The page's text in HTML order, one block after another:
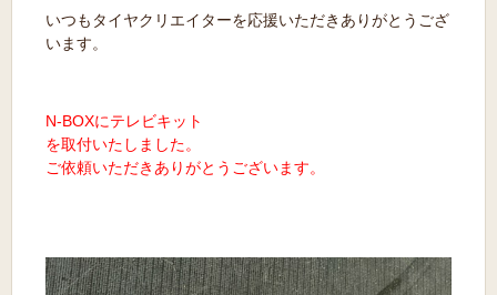
いつもタイヤクリエイターを応援いただきありがとうござ
います。
N-BOXにテレビキット
を取付いたしました。
ご依頼いただきありがとうございます。